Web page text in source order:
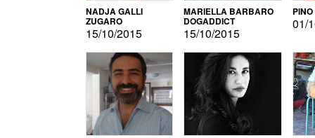
NADJA GALLI
ZUGARO
15/10/2015
MARIELLA BARBARO
DOGADDICT
15/10/2015
01/